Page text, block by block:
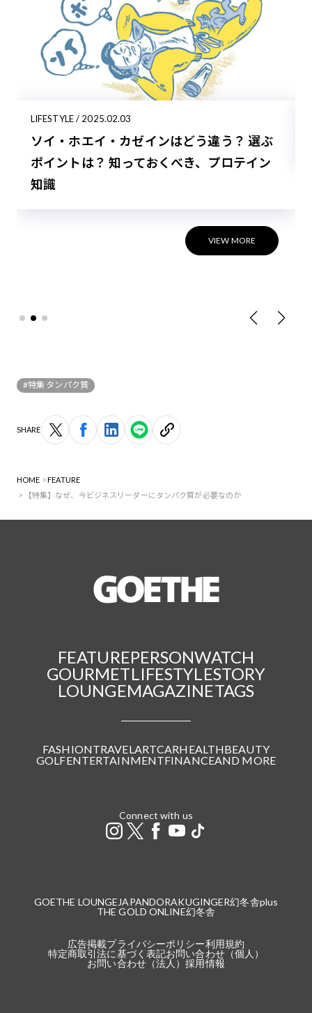
LIFESTYLE / 2025.02.03
ソイ・ホエイ・カゼインはどう違う？ 選ぶ
ポイントは？ 知っておくべき、プロテイン
知識
VIEW MORE
#特集 タンパク質
SHARE
HOME
FEATURE
【特集】なぜ、今ビジネスリーダーにタンパク質が必要なのか
FEATUREPERSONWATCH
GOURMETLIFESTYLESTORY
LOUNGEMAGAZINETAGS
FASHIONTRAVEL ARTCARHEALTHBEAUTY
GOLFENTERTAINMENTFINANCEAND MORE
Connect with us
GOETHE LOUNGE JAPANDORAKUGINGER幻冬舎plus
THE GOLD ONLINE幻冬舎
広告掲載プライバシーポリシー利用規約
特定商取引法に基づく表記お問い合わせ（個人）
お問い合わせ（法人）採用情報